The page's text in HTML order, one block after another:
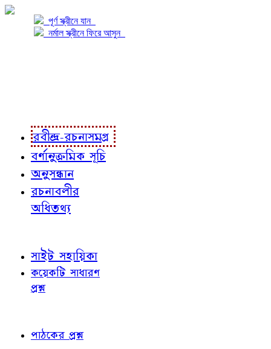
পূর্ণ স্ক্রীনে যান
নর্মাল স্ক্রীনে ফিরে আসুন
রবীন্দ্র-রচনাসমগ্র
বর্ণানুক্রমিক সূচি
অনুসন্ধান
রচনাবলীর
অধিতথ্য
সাইট সহায়িকা
কয়েকটি সাধারণ
প্রশ্ন
পাঠকের প্রশ্ন